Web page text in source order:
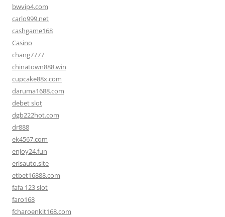
bwvip4.com
carlo999.net
cashgame168
Casino
chang7777
chinatown888.win
cupcake88x.com
daruma1688.com
debet slot
dgb222hot.com
dr888
ek4567.com
enjoy24.fun
erisauto.site
etbet16888.com
fafa 123 slot
faro168
fcharoenkit168.com